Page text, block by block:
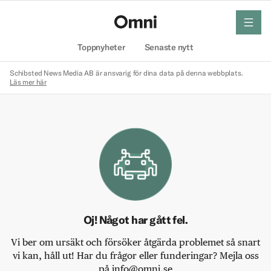
Toppnyheter Senaste nytt
meny
Schibsted News Media AB är ansvarig för dina data på denna webbplats.
Läs mer här
Oj! Något har gått fel.
Vi ber om ursäkt och försöker åtgärda problemet så snart
vi kan, håll ut! Har du frågor eller funderingar? Mejla oss